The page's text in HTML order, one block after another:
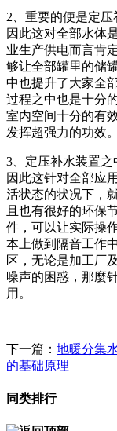
2、重要的便是定压
因此这对全部水体
业生产供电而言肯
够让全部罐里的储
中也提升了大家全
过程之中也是十分
室内空间十分的有
发挥超强力的功效。
3、定压补水装置之
因此这针对全部应
活状态的状况下，
且也有很好的环保
件，可以让实际操
本上做到隔音工作
区，无论是加工厂
噪声的困惑，那麼
用。
下一篇： 地暖分集
的基础原理
同类排行